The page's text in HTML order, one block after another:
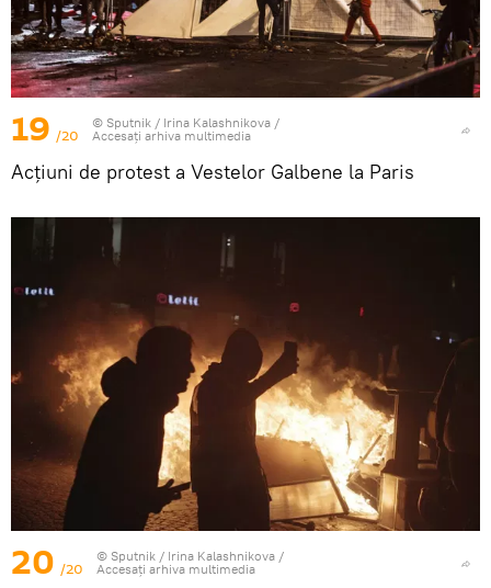
19 /20
© Sputnik / Irina Kalashnikova /
Accesați arhiva multimedia
Acțiuni de protest a Vestelor Galbene la Paris
20 /20
© Sputnik / Irina Kalashnikova /
Accesați arhiva multimedia